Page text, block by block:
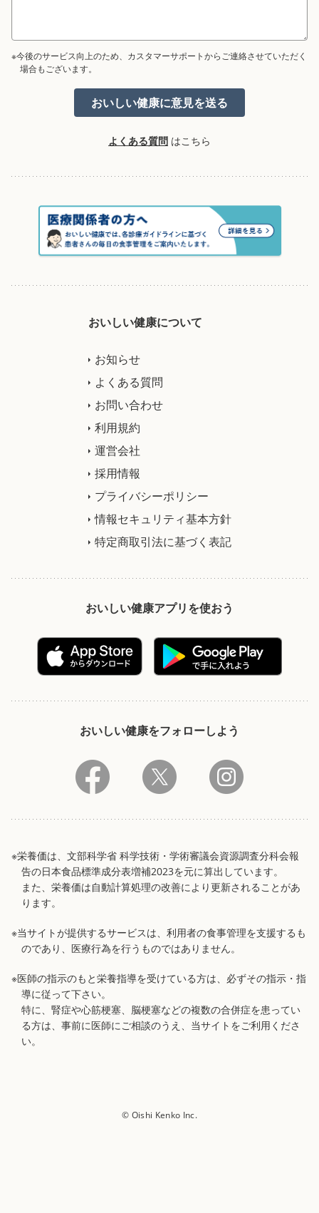
※今後のサービス向上のため、カスタマーサポートからご連絡させていただく
場合もございます。
よくある質問 はこちら
おいしい健康について
お知らせ
よくある質問
お問い合わせ
利用規約
運営会社
採用情報
プライバシーポリシー
情報セキュリティ基本方針
特定商取引法に基づく表記
おいしい健康アプリを使おう
おいしい健康をフォローしよう
※栄養価は、文部科学省 科学技術・学術審議会資源調査分科会報
告の日本食品標準成分表増補2023を元に算出しています。
また、栄養価は自動計算処理の改善により更新されることがあ
ります。
※当サイトが提供するサービスは、利用者の食事管理を支援するも
のであり、医療行為を行うものではありません。
※医師の指示のもと栄養指導を受けている方は、必ずその指示・指
導に従って下さい。
特に、腎症や心筋梗塞、脳梗塞などの複数の合併症を患ってい
る方は、事前に医師にご相談のうえ、当サイトをご利用くださ
い。
© Oishi Kenko Inc.